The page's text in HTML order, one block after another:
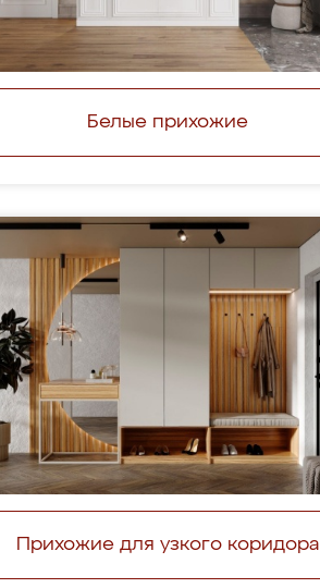
Белые прихожие
Прихожие для узкого коридора